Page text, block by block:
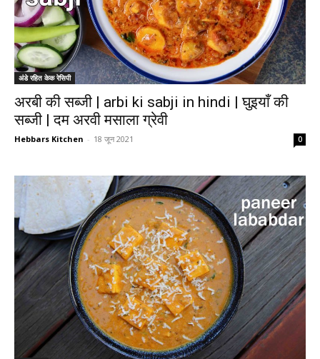
अंडे रहित केक रेसिपी
अरबी की सब्जी | arbi ki sabji in hindi | घुइयाँ की
सब्जी | दम अरवी मसाला ग्रेवी
Hebbars Kitchen - 18 जून 2021 0